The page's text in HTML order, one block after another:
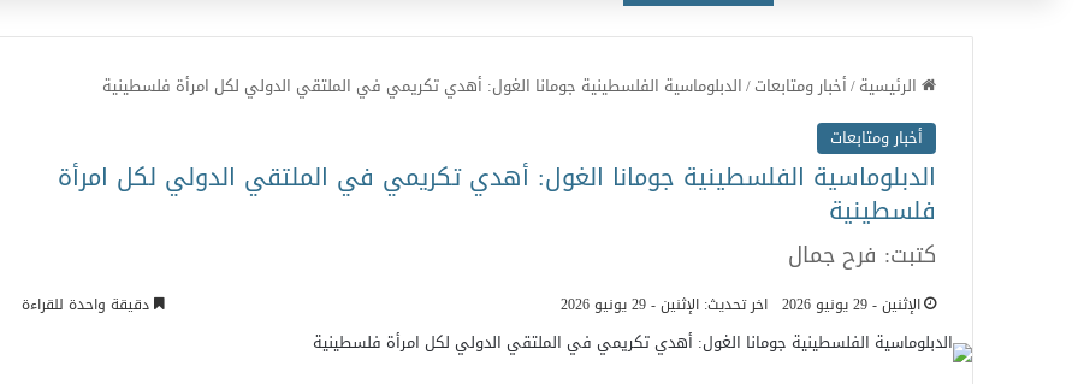
الرئيسية/أخبار ومتابعات/الدبلوماسية الفلسطينية جومانا الغول: أهدي تكريمي في الملتقي الدولي لكل امرأة فلسطينية
أخبار ومتابعات
الدبلوماسية الفلسطينية جومانا الغول: أهدي تكريمي في الملتقي الدولي لكل امرأة
فلسطينية
كتبت: فرح جمال
الإثنين - 29 يونيو 2026 اخر تحديث: الإثنين - 29 يونيو 2026 دقيقة واحدة للقراءة